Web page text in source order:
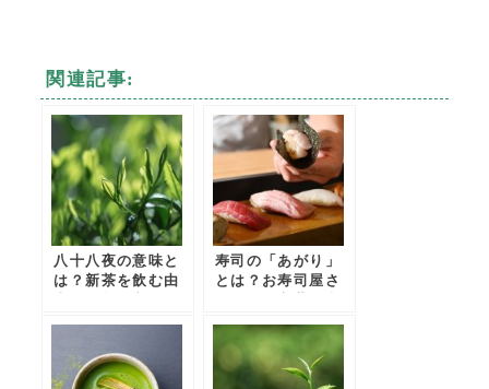
関連記事:
八十八夜の意味と
は？新茶を飲む由
寿司の「あがり」
とは？お寿司屋さ